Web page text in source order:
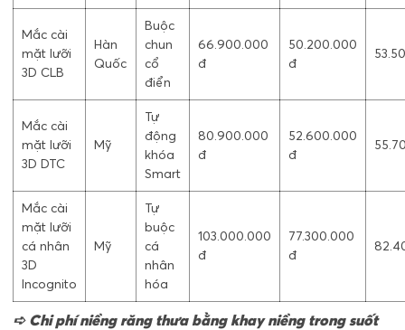
Mắc cài
mặt lưỡi
3D CLB
Hàn
Quốc
Buộc
chun
cổ
điển
66.900.000
đ
50.200.000
đ
Mắc cài
mặt lưỡi
3D DTC
Mỹ
Tự
động
khóa
Smart
80.900.000
đ
52.600.000
đ
Mắc cài
mặt lưỡi
cá nhân
3D
Incognito
Mỹ
Tự
buộc
cá
nhân
hóa
103.000.000
đ
77.300.000
đ
➪ Chi phí niềng răng thưa bằng khay niềng trong suốt